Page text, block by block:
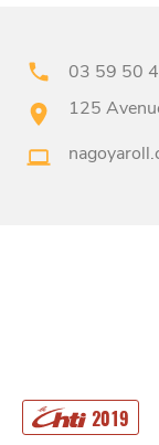
2019
03 59 50
125